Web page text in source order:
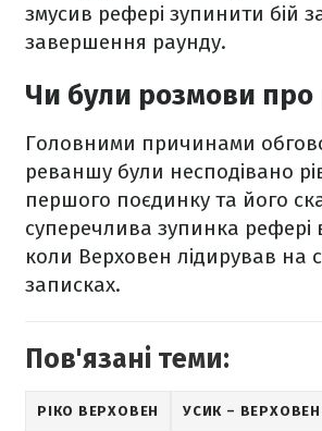
змусив рефері зупинити бій
завершення раунду.
Чи були розмови
Головними причинами
реваншу були несподівано
першого поєдинку та його
суперечлива зупинка рефері
коли Верховен лідирував на
записках.
Пов'язані теми:
РІКО ВЕРХОВЕН УСИК – ВЕРХОВЕН